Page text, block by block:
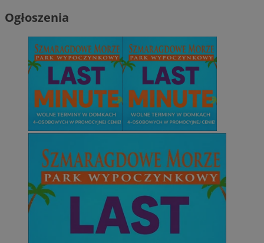
Ogłoszenia